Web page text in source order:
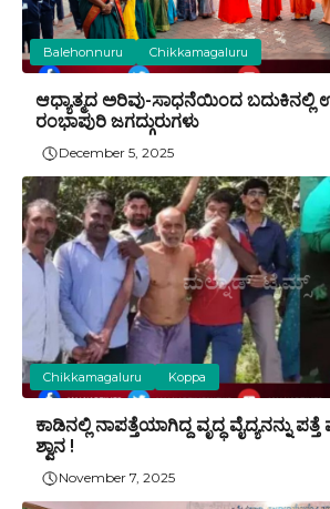
Balehonnuru Chikkamagaluru
ಆಧ್ಯಾತ್ಮದ ಅರಿವು-ಸಾಧನೆಯಿಂದ ಬದುಕಿನಲ್ಲಿ
ರಂಭಾಪುರಿ ಜಗದ್ಗುರುಗಳು
December 5, 2025
Chikkamagaluru Koppa
ಕಾಡಿನಲ್ಲಿ ನಾಪತ್ತೆಯಾಗಿದ್ದ ವೃದ್ಧ ವೈದ್ಯನನ್ನು
ಶ್ವಾನ !
November 7, 2025